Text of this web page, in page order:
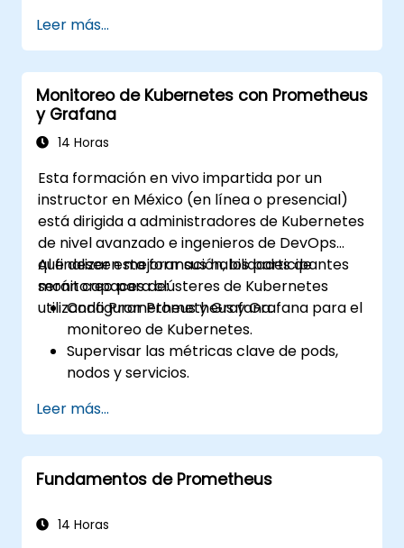
monitoreo.
Crear paneles simples y alertas para
visualizar el rendimiento del sistema.
Aplicar las mejores prácticas para
monitorear la disponibilidad y el
rendimiento del sistema.
Leer más...
Monitoreo de Kubernetes con Prometheus
y Grafana
14 Horas
Esta formación en vivo impartida por un
instructor en México (en línea o presencial)
está dirigida a administradores de Kubernetes
de nivel avanzado e ingenieros de DevOps
que deseen mejorar sus habilidades de
monitoreo para clústeres de Kubernetes
utilizando Prometheus y Grafana.
Al finalizar esta formación, los participantes
serán capaces de:
Configurar Prometheus y Grafana para el
monitoreo de Kubernetes.
Supervisar las métricas clave de pods,
nodos y servicios.
para visualizar la salud y el rendimiento
del clúster.
Implementar estrategias de alertas para
la resolución proactiva de problemas.
escalar soluciones de monitoreo en
Leer más...
Fundamentos de Prometheus
14 Horas